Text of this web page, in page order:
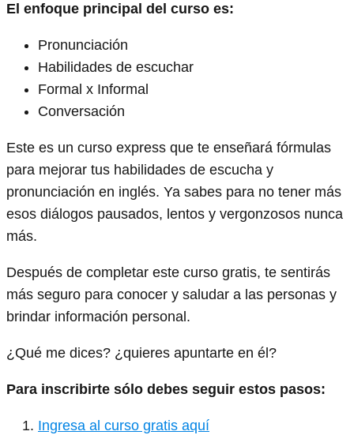
El enfoque principal del curso es:
Pronunciación
Habilidades de escuchar
Formal x Informal
Conversación
Este es un curso express que te enseñará fórmulas
para mejorar tus habilidades de escucha y
pronunciación en inglés. Ya sabes para no tener más
esos diálogos pausados, lentos y vergonzosos nunca
más.
Después de completar este curso gratis, te sentirás
más seguro para conocer y saludar a las personas y
brindar información personal.
¿Qué me dices? ¿quieres apuntarte en él?
Para inscribirte sólo debes seguir estos pasos:
Ingresa al curso gratis aquí